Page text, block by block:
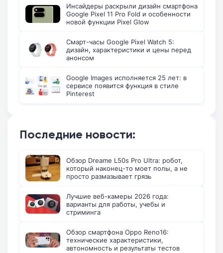
Инсайдеры раскрыли дизайн смартфона
Google Pixel 11 Pro Fold и особенности
новой функции Pixel Glow
Смарт-часы Google Pixel Watch 5:
дизайн, характеристики и цены перед
анонсом
Google Images исполняется 25 лет: в
сервисе появится функция в стиле
Pinterest
Последние новости:
Обзор Dreame L50s Pro Ultra: робот,
который наконец-то моет полы, а не
просто размазывает грязь
Лучшие веб-камеры 2026 года:
варианты для работы, учебы и
стриминга
Обзор смартфона Oppo Reno16:
технические характеристики,
автономность и результаты тестов